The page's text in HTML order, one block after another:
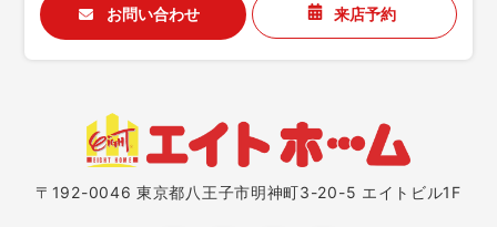
お問い合わせ 来店予約
〒192-0046 東京都八王子市明神町3-20-5 エイトビル1F